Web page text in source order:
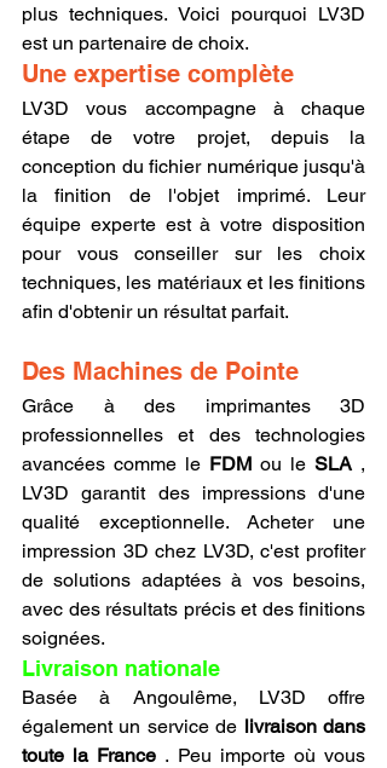
plus techniques. Voici pourquoi LV3D
est un partenaire de choix.
Une expertise complète
LV3D vous accompagne à chaque
étape de votre projet, depuis la
conception du fichier numérique jusqu'à
la finition de l'objet imprimé. Leur
équipe experte est à votre disposition
pour vous conseiller sur les choix
techniques, les matériaux et les finitions
afin d'obtenir un résultat parfait.
Des Machines de Pointe
Grâce à des imprimantes 3D
professionnelles et des technologies
avancées comme le FDM ou le SLA ,
LV3D garantit des impressions d'une
qualité exceptionnelle. Acheter une
impression 3D chez LV3D, c'est profiter
de solutions adaptées à vos besoins,
avec des résultats précis et des finitions
soignées.
Livraison nationale
Basée à Angoulême, LV3D offre
également un service de livraison dans
toute la France . Peu importe où vous